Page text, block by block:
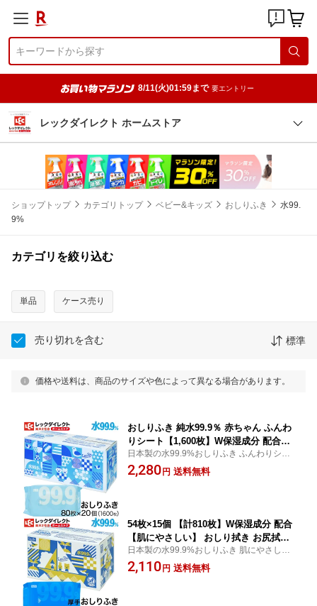
8/11(火)01:59まで 要エントリー
レックダイレクト ホームストア
ショップトップ カテゴリトップ ベビー&キッズ おしりふき
水99.
9%
カテゴリを絞り込む
単品 ケース売り
売り切れを含む 標準
価格や送料は、商品のサイズや色によって異なる場合があります。
おしりふき 純水99.9％ 赤ちゃん ふんわ
りシート【1,600枚】W保湿成分 配合
【肌にやさしい】ケース販売 可愛いケ
ース オリジナ レック ダイレクト lec
日本製の水99.9%おしりふき ふんわりシー
トで赤ちゃんの肌にやさしい
2,280 円 送料無料
54枚×15個 【計810枚】W保湿成分 配合
【肌にやさしい】 おしり拭き お尻拭き
お尻ふき 厚手 赤ちゃん ベビー トイレ
ケアグッズ 赤ちゃんグッズ 赤ちゃん用
日本製の水99.9%おしりふき 肌にやさしい
厚手シートで新生児の軟便にもピッタリで
す。
2,110 円 送料無料